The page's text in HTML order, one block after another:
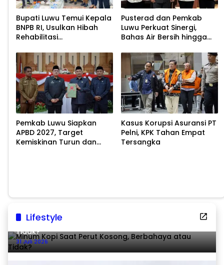
Bupati Luwu Temui Kepala
BNPB RI, Usulkan Hibah
Rehabilitasi
Pusterad dan Pemkab
Luwu Perkuat Sinergi,
Bahas Air Bersih hingga
Pascabencana
Pemkab Luwu Siapkan
APBD 2027, Target
Kemiskinan Turun dan
Kasus Korupsi Asuransi PT
Pelni, KPK Tahan Empat
Tersangka
Lifestyle
Minum Kopi Saat Perut Kosong, Berbahaya atau
Tidak?
31 Juli 2026